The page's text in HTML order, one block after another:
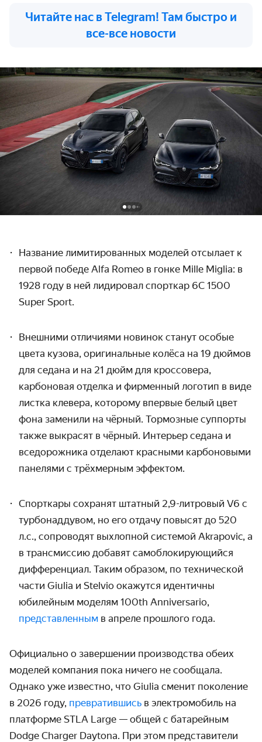
Читайте нас в Telegram! Там быстро и
все-все новости
Название лимитированных моделей отсылает к
первой победе Alfa Romeo в гонке Mille Miglia: в
1928 году в ней лидировал спорткар 6C 1500
Super Sport.
Внешними отличиями новинок станут особые
цвета кузова, оригинальные колёса на 19 дюймов
для седана и на 21 дюйм для кроссовера,
карбоновая отделка и фирменный логотип в виде
листка клевера, которому впервые белый цвет
фона заменили на чёрный. Тормозные суппорты
также выкрасят в чёрный. Интерьер седана и
вседорожника отделают красными карбоновыми
панелями с трёхмерным эффектом.
Спорткары сохранят штатный 2,9-литровый V6 с
турбонаддувом, но его отдачу повысят до 520
л.с., сопроводят выхлопной системой Akrapovic, а
в трансмиссию добавят самоблокирующийся
дифференциал. Таким образом, по технической
части Giulia и Stelvio окажутся идентичны
юбилейным моделям 100th Anniversario,
представленным в апреле прошлого года.
Официально о завершении производства обеих
моделей компания пока ничего не сообщала.
Однако уже известно, что Giulia сменит поколение
в 2026 году, превратившись в электромобиль на
платформе STLA Large — общей с батарейным
Dodge Charger Daytona. При этом представители